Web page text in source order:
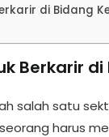
di Bidang
Berkarir
salah satu
harus